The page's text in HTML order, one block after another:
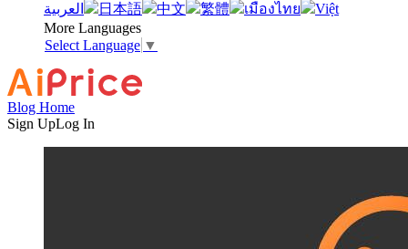
العربية
日本語 中文 繁體 เมืองไทย
Việt
More Languages
Select Language ▼
Blog Home
Sign UpLog In